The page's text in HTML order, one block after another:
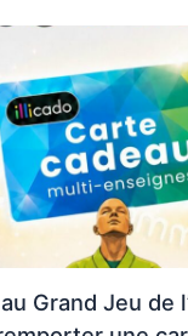
Grand Jeu de